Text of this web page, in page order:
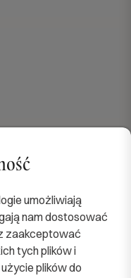
060
umożliwiają
nam dostosować
zaakceptować
tych plików i
plików do